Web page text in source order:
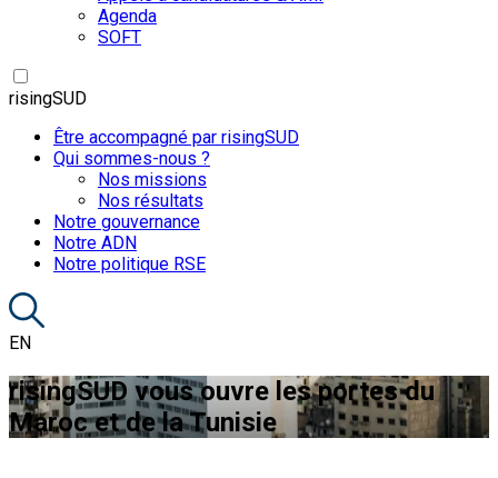
Agenda
SOFT
risingSUD
Être accompagné par risingSUD
Qui sommes-nous ?
Nos missions
Nos résultats
Notre gouvernance
Notre ADN
Notre politique RSE
EN
risingSUD vous ouvre les portes du
Maroc et de la Tunisie